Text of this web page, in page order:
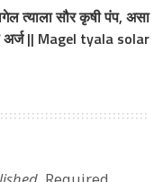
त्याला सौर कृषी पंप, असा
अर्ज || Magel tyala solar